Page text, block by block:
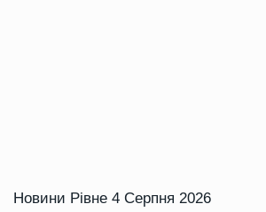
Новини Рівне 4 Серпня 2026